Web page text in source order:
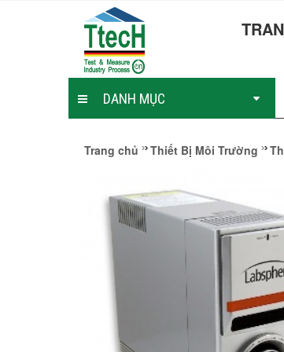
DANH MỤC
Trang chủ Thiết Bị Môi Trường